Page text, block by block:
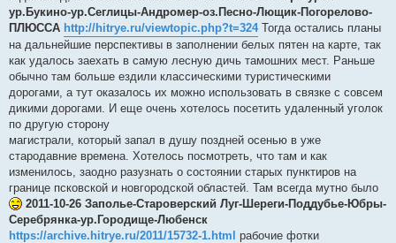
н
и
е
ур.Букино-ур.Сеглицы-Андромер-оз.Песно-Лющик-Погорелово-
ПЛЮССА http://hitrye.ru/viewtopic.php?t=324Тогда остались планы
на дальнейшие перспективы в заполнении белых пятен на карте, так
как удалось заехать в самую лесную дичь тамошних мест. Раньше
обычно там больше ездили классическими туристическими
дорогами, а тут оказалось их можно использовать в связке с совсем
дикими дорогами. И еще очень хотелось посетить удаленный уголок
по другую сторону
магистрали, который запал в душу поздней осенью в уже
стародавние времена. Хотелось посмотреть, что там и как
изменилось, заодно разузнать о состоянии старых пунктиров на
границе псковской и новгородской областей. Там всегда мутно было
2011-10-26 Заполье-Староверский Луг-Шереги-Поддубье-Юбры-
Серебрянка-ур.Городище-Любенск
https://archive.hitrye.ru/2011/15732-1.html рабочие фотки